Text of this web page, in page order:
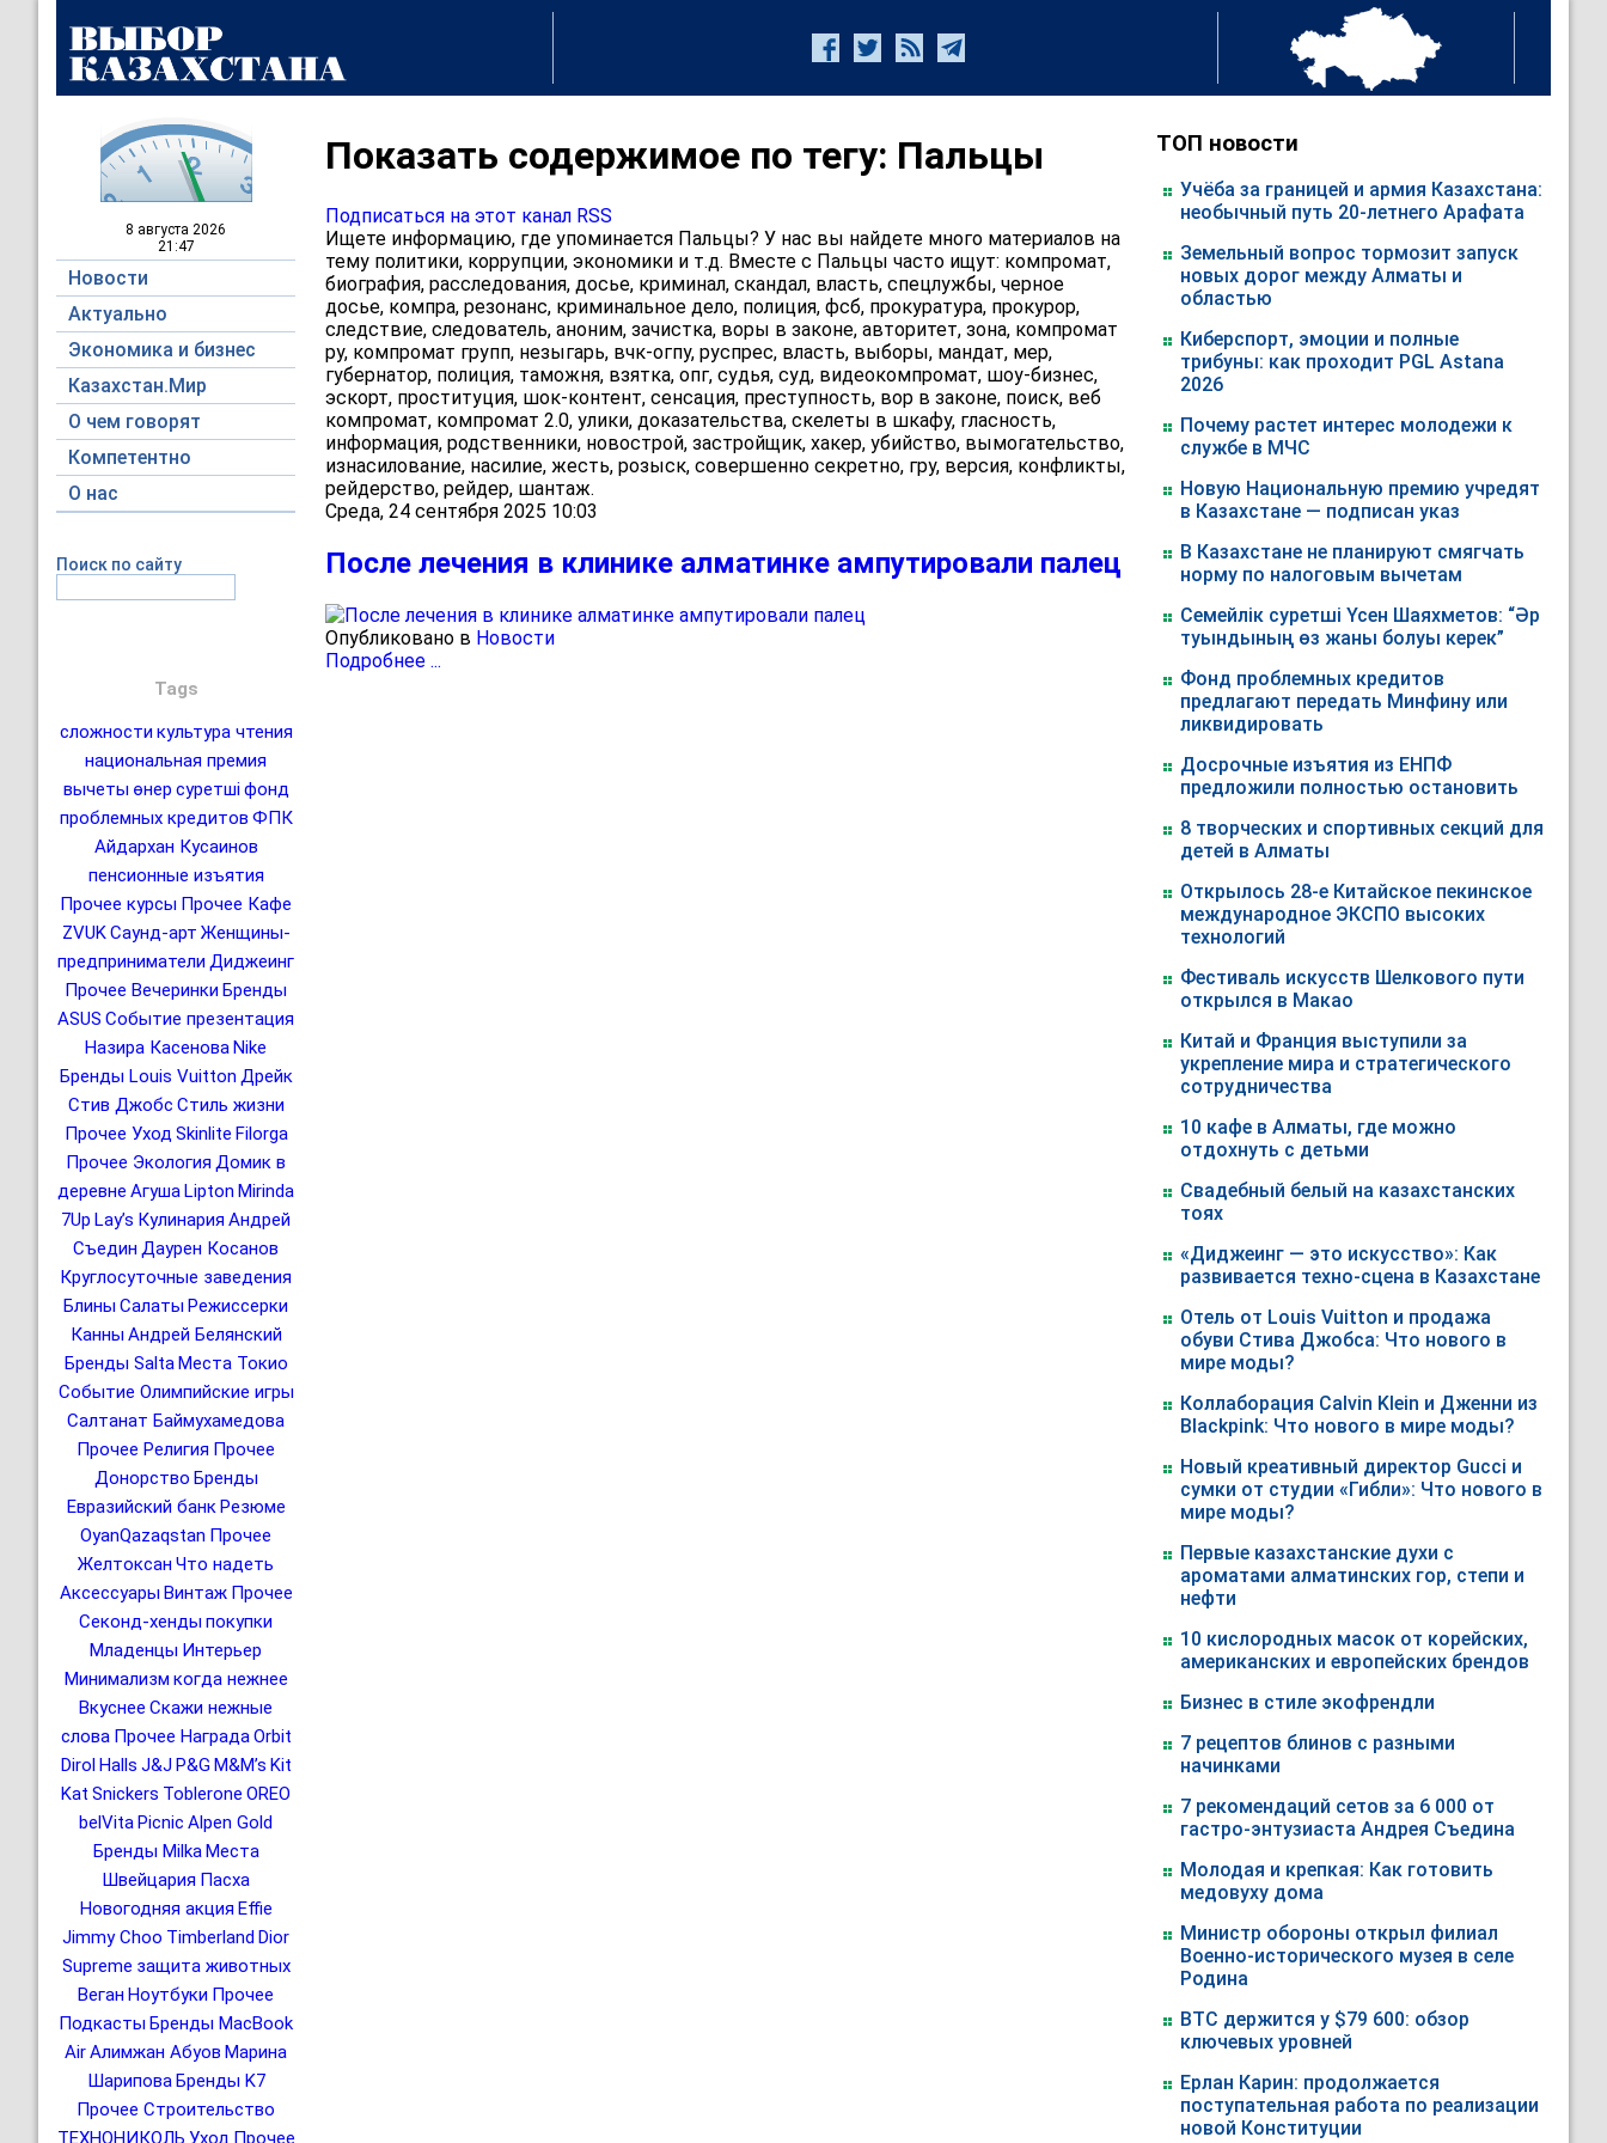
8 августа 2026
21:47
Новости
Актуально
Экономика и бизнес
Казахстан.Мир
О чем говорят
Компетентно
О нас
Поиск по сайту
Tags
сложности культура чтения
национальная премия
вычеты өнер суретшіфонд
проблемных кредитов ФПК
Айдархан Кусаинов
пенсионные изъятия
Прочее курсы Прочее Кафе
ZVUKСаунд-арт Женщины-
предприниматели Диджеинг
Прочее Вечеринки Бренды
ASUS Событие презентация
Назира Касенова Nike
Бренды Louis Vuitton Дрейк
Стив Джобс Стиль жизни
Прочее Уход Skinlite Filorga
Прочее Экология Домик в
деревне Агуша Lipton Mirinda
7Up Lay’s Кулинария Андрей
Съедин Даурен Косанов
Круглосуточные заведения
Блины Салаты Режиссерки
Канны Андрей Белянский
Бренды Salta Места Токио
Событие Олимпийские игры
Салтанат Баймухамедова
Прочее Религия Прочее
Донорство Бренды
Евразийский банк Резюме
OyanQazaqstan Прочее
Желтоксан Что надеть
Аксессуары Винтаж Прочее
Секонд-хенды покупки
Младенцы Интерьер
Минимализм когда нежнее
Вкуснее Скажи нежные
слова Прочее НаградаOrbit
Dirol Halls J&J P&G M&M’s Kit
Kat Snickers Toblerone OREO
belVita Picnic Alpen Gold
Бренды Milka Места
Швейцария Пасха
Новогодняя акция Effie
Jimmy Choo Timberland Dior
Supreme защита животных
Веган Ноутбуки Прочее
Подкасты Бренды MacBook
AirАлимжан Абуов Марина
Шарипова Бренды K7
Прочее Строительство
Показать содержимое по тегу: Пальцы
Подписаться на этот канал RSS
Ищете информацию, где упоминается Пальцы? У нас вы найдете много материалов на
тему политики, коррупции, экономики и т.д. Вместе с Пальцы часто ищут: компромат,
биография, расследования, досье, криминал, скандал, власть, спецлужбы, черное
досье, компра, резонанс, криминальное дело, полиция, фсб, прокуратура, прокурор,
следствие, следователь, аноним, зачистка, воры в законе, авторитет, зона, компромат
ру, компромат групп, незыгарь, вчк-огпу, руспрес, власть, выборы, мандат, мер,
губернатор, полиция, таможня, взятка, опг, судья, суд, видеокомпромат, шоу-бизнес,
эскорт, проституция, шок-контент, сенсация, преступность, вор в законе, поиск, веб
компромат, компромат 2.0, улики, доказательства, скелеты в шкафу, гласность,
информация, родственники, новострой, застройщик, хакер, убийство, вымогательство,
изнасилование, насилие, жесть, розыск, совершенно секретно, гру, версия, конфликты,
рейдерство, рейдер, шантаж.
Среда, 24 сентября 2025 10:03
После лечения в клинике алматинке ампутировали палец
Опубликовано в Новости
Подробнее ...
ТОП новости
Учёба за границей и армия Казахстана:
необычный путь 20-летнего Арафата
Земельный вопрос тормозит запуск
новых дорог между Алматы и
областью
Киберспорт, эмоции и полные
трибуны: как проходит PGL Astana
2026
Почему растет интерес молодежи к
службе в МЧС
Новую Национальную премию учредят
в Казахстане — подписан указ
В Казахстане не планируют смягчать
норму по налоговым вычетам
Семейлік суретші Үсен Шаяхметов: “Әр
туындының өз жаны болуы керек”
Фонд проблемных кредитов
предлагают передать Минфину или
ликвидировать
Досрочные изъятия из ЕНПФ
предложили полностью остановить
8 творческих и спортивных секций для
детей в Алматы
Открылось 28-е Китайское пекинское
международное ЭКСПО высоких
технологий
Фестиваль искусств Шелкового пути
открылся в Макао
Китай и Франция выступили за
укрепление мира и стратегического
сотрудничества
10 кафе в Алматы, где можно
отдохнуть с детьми
Свадебный белый на казахстанских
тоях
«Диджеинг — это искусство»: Как
развивается техно-сцена в Казахстане
Отель от Louis Vuitton и продажа
обуви Стива Джобса: Что нового в
мире моды?
Коллаборация Calvin Klein и Дженни из
Blackpink: Что нового в мире моды?
Новый креативный директор Gucci и
сумки от студии «Гибли»: Что нового в
мире моды?
Первые казахстанские духи с
ароматами алматинских гор, степи и
нефти
10 кислородных масок от корейских,
американских и европейских брендов
Бизнес в стиле экофрендли
7 рецептов блинов с разными
начинками
7 рекомендаций сетов за 6 000 от
гастро-энтузиаста Андрея Съедина
Молодая и крепкая: Как готовить
медовуху дома
Министр обороны открыл филиал
Военно-исторического музея в селе
Родина
BTC держится у $79 600: обзор
ключевых уровней
Ерлан Карин: продолжается
поступательная работа по реализации
новой Конституции